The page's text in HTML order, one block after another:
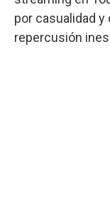
por casualidad y
repercusión